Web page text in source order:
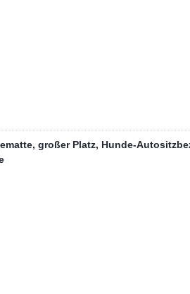
großer Platz, Hunde-